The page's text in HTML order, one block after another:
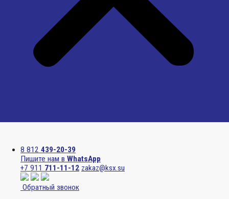
8 812 439-20-39
Пишите нам в WhatsApp
+7 911 711-11-12 zakaz@ksx.su
Обратный звонок